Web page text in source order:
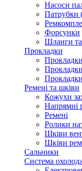
Насоси
Патрубки
Форсунки
Шланги
Прокладки
Ремені та шківи
Кожухи
Напрямні
Ремені
Ролики
Шківи
Шківи
Сальники
Система